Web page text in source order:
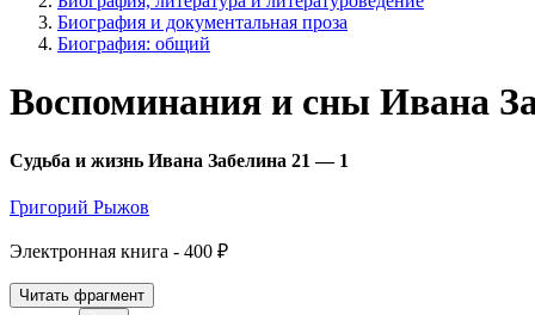
Биография и документальная проза
Биография: общий
Воспоминания и сны Ивана
Судьба и жизнь Ивана Забелина 21 — 1
Григорий Рыжов
Электронная книга - 400 ₽
Читать фрагмент